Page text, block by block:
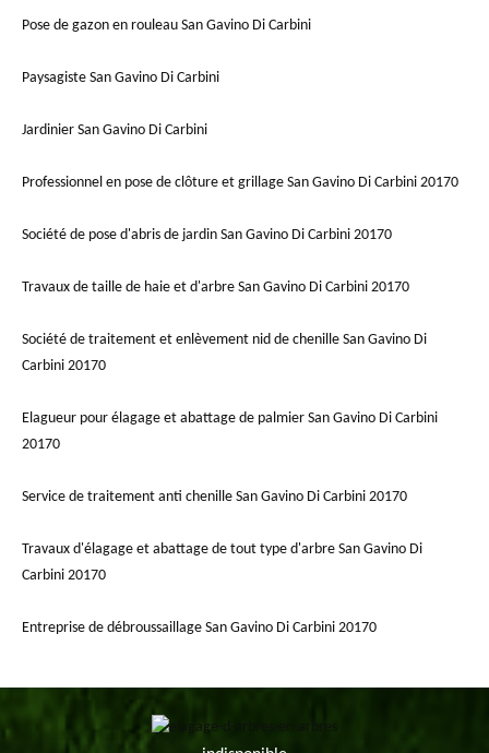
Pose de gazon en rouleau San Gavino Di Carbini
Paysagiste San Gavino Di Carbini
Jardinier San Gavino Di Carbini
Professionnel en pose de clôture et grillage San Gavino Di Carbini 20170
Société de pose d'abris de jardin San Gavino Di Carbini 20170
Travaux de taille de haie et d'arbre San Gavino Di Carbini 20170
Société de traitement et enlèvement nid de chenille San Gavino Di
Carbini 20170
Elagueur pour élagage et abattage de palmier San Gavino Di Carbini
20170
Service de traitement anti chenille San Gavino Di Carbini 20170
Travaux d'élagage et abattage de tout type d'arbre San Gavino Di
Carbini 20170
Entreprise de débroussaillage San Gavino Di Carbini 20170